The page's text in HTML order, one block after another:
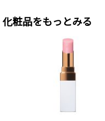
粧品をもっとみる